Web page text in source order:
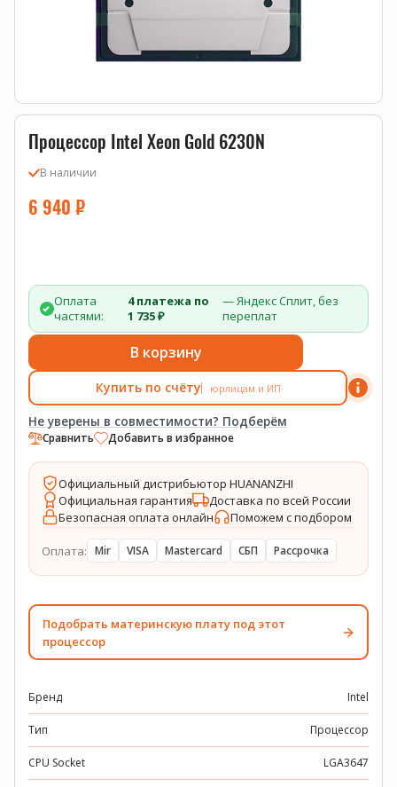
Процессор Intel Xeon Gold 6230N
В наличии
6 940 ₽
Оплата
частями:
4 платежа по
1 735 ₽
— Яндекс Сплит, без
переплат
В корзину
Купить по счёту юрлицам и ИП
Не уверены в совместимости? Подберём
Сравнить Добавить в избранное
Официальный дистрибьютор HUANANZHI
Официальная гарантия
Доставка по всей России
Безопасная оплата онлайн
Поможем с подбором
Оплата: Mir VISA Mastercard СБП Рассрочка
Подобрать материнскую плату под этот
процессор
Бренд Intel
Тип Процессор
CPU Socket LGA3647